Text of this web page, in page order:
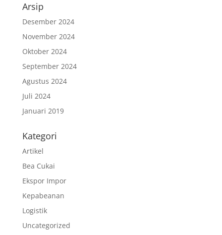
Arsip
Desember 2024
November 2024
Oktober 2024
September 2024
Agustus 2024
Juli 2024
Januari 2019
Kategori
Artikel
Bea Cukai
Ekspor Impor
Kepabeanan
Logistik
Uncategorized